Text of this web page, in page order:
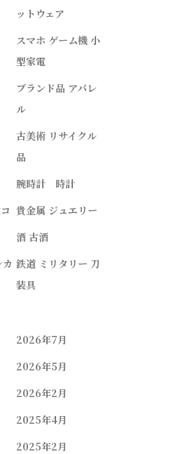
ットウェア
スマホ ゲーム機 小
型家電
ブランド品 アパレ
ル
古美術 リサイクル
品
腕時計 時計
貴金属 ジュエリー
酒 古酒
鉄道 ミリタリー 刀
装具
2026年7月
2026年5月
2026年2月
2025年4月
2025年2月